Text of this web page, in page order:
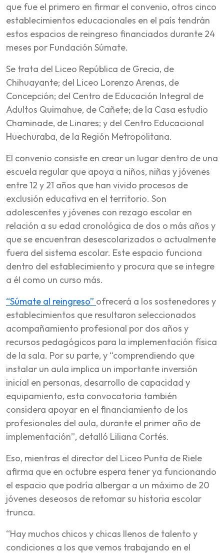
que fue el primero en firmar el convenio, otros cinco
establecimientos educacionales en el país tendrán
estos espacios de reingreso financiados durante 24
meses por Fundación Súmate.
Se trata del Liceo República de Grecia, de
Chihuayante; del Liceo Lorenzo Arenas, de
Concepción; del Centro de Educación Integral de
Adultos Quimahue, de Cañete; de la Casa estudio
Chaminade, de Linares; y del Centro Educacional
Huechuraba, de la Región Metropolitana.
El convenio consiste en crear un lugar dentro de una
escuela regular que apoya a niños, niñas y jóvenes
entre 12 y 21 años que han vivido procesos de
exclusión educativa en el territorio. Son
adolescentes y jóvenes con rezago escolar en
relación a su edad cronológica de dos o más años y
que se encuentran desescolarizados o actualmente
fuera del sistema escolar. Este espacio funciona
dentro del establecimiento y procura que se integre
a él como un curso más.
“Súmate al reingreso” ofrecerá a los sostenedores y
establecimientos que resultaron seleccionados
acompañamiento profesional por dos años y
recursos pedagógicos para la implementación física
de la sala. Por su parte, y “comprendiendo que
instalar un aula implica un importante inversión
inicial en personas, desarrollo de capacidad y
equipamiento, esta convocatoria también
considera apoyar en el financiamiento de los
profesionales del aula, durante el primer año de
implementación”, detalló Liliana Cortés.
Eso, mientras el director del Liceo Punta de Riele
afirma que en octubre espera tener ya funcionando
el espacio que podría albergar a un máximo de 20
jóvenes deseosos de retomar su historia escolar
trunca.
“Hay muchos chicos y chicas llenos de talento y
condiciones a los que vemos trabajando en el